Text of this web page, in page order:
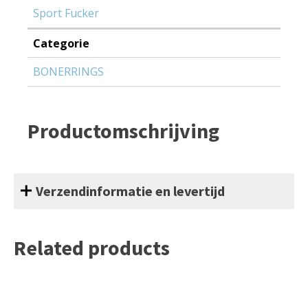
Sport Fucker
Categorie
BONERRINGS
Productomschrijving
Verzendinformatie en levertijd
Related products